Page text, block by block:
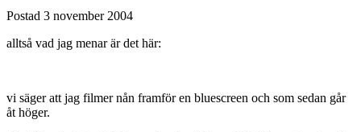
Postad 3 november 2004
alltså vad jag menar är det här:
vi säger att jag filmer nån framför en bluescreen och som sedan går
åt höger.